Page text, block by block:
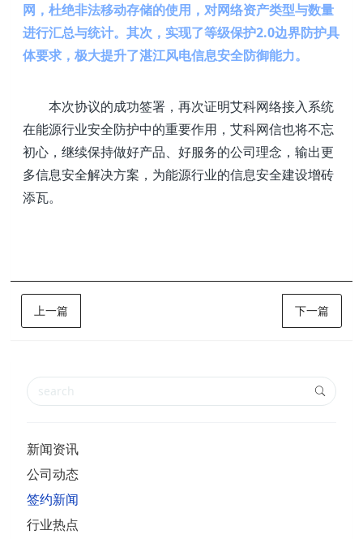
网，杜绝非法移动存储的使用，对网络资产类型与数量
进行汇总与统计。其次，实现了等级保护2.0边界防护具
体要求，极大提升了湛江风电信息安全防御能力。
本次协议的成功签署，再次证明艾科网络接入系统
在能源行业安全防护中的重要作用，艾科网信也将不忘
初心，继续保持做好产品、好服务的公司理念，输出更
多信息安全解决方案，为能源行业的信息安全建设增砖
添瓦。
上一篇 下一篇
新闻资讯
公司动态
签约新闻
行业热点